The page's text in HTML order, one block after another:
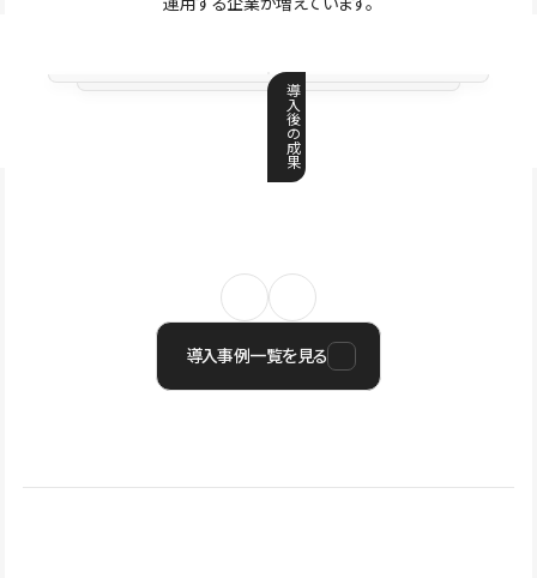
導
入
後
の
成
果
導入事例一覧を見る